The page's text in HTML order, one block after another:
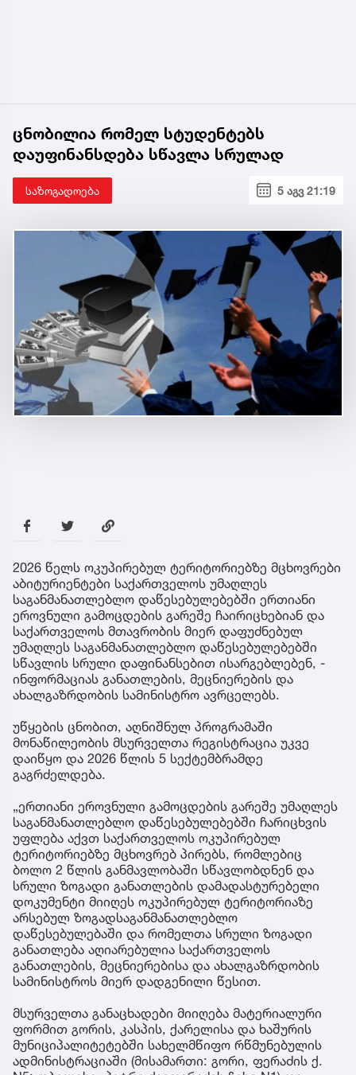
ცნობილია რომელ სტუდენტებს
დაუფინანსდება სწავლა სრულად
საზოგადოება 5 აგვ 21:19
2026 წელს ოკუპირებულ ტერიტორიებზე მცხოვრები
აბიტურიენტები საქართველოს უმაღლეს
საგანმანათლებლო დაწესებულებებში ერთიანი
ეროვნული გამოცდების გარეშე ჩაირიცხებიან და
საქართველოს მთავრობის მიერ დაფუძნებულ
უმაღლეს საგანმანათლებლო დაწესებულებებში
სწავლის სრული დაფინანსებით ისარგებლებენ, -
ინფორმაციას განათლების, მეცნიერების და
ახალგაზრდობის სამინისტრო ავრცელებს.
უწყების ცნობით, აღნიშნულ პროგრამაში
მონაწილეობის მსურველთა რეგისტრაცია უკვე
დაიწყო და 2026 წლის 5 სექტემბრამდე
გაგრძელდება.
„ერთიანი ეროვნული გამოცდების გარეშე უმაღლეს
საგანმანათლებლო დაწესებულებებში ჩარიცხვის
უფლება აქვთ საქართველოს ოკუპირებულ
ტერიტორიებზე მცხოვრებ პირებს, რომლებიც
ბოლო 2 წლის განმავლობაში სწავლობდნენ და
სრული ზოგადი განათლების დამადასტურებელი
დოკუმენტი მიიღეს ოკუპირებულ ტერიტორიაზე
არსებულ ზოგადსაგანმანათლებლო
დაწესებულებაში და რომელთა სრული ზოგადი
განათლება აღიარებულია საქართველოს
განათლების, მეცნიერებისა და ახალგაზრდობის
სამინისტროს მიერ დადგენილი წესით.
მსურველთა განაცხადები მიიღება მატერიალური
ფორმით გორის, კასპის, ქარელისა და ხაშურის
მუნიციპალიტეტებში სახელმწიფო რწმუნებულის
ადმინისტრაციაში (მისამართი: გორი, ფერაძის ქ.